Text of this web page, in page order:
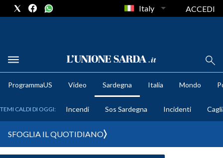
METEO
Italy ACCEDI
ProgrammaUS Video Sardegna Italia Mondo
TEMI CALDI DI OGGI: Incendi Sos Sardegna Incidenti
SFOGLIA IL QUOTIDIANO